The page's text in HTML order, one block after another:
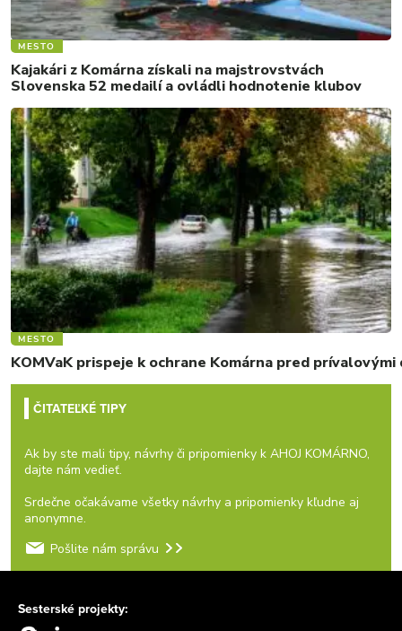
MESTO
Kajakári z Komárna získali na majstrovstvách
Slovenska 52 medailí a ovládli hodnotenie klubov
MESTO
KOMVaK prispeje k ochrane Komárna pred
ČITATEĽKÉ TIPY
Ak by ste mali tipy, návrhy či pripomienky k AHOJ KOMÁRNO,
dajte nám vedieť.
Srdečne očakávame všetky návrhy a pripomienky kľudne aj
anonymne.
Pošlite nám správu
Sesterské projekty: